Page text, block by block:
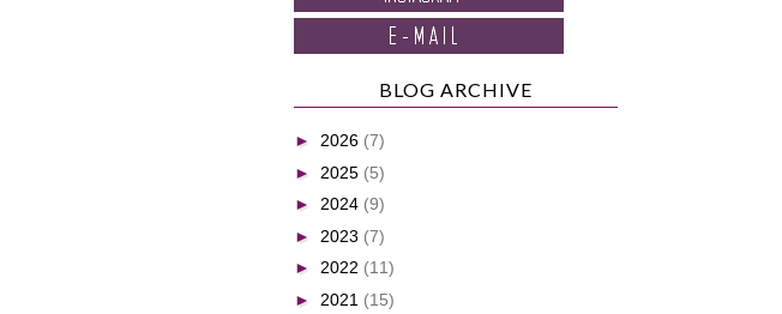
BLOG ARCHIVE
► 2026 (7)
► 2025 (5)
► 2024 (9)
► 2023 (7)
► 2022 (11)
► 2021 (15)